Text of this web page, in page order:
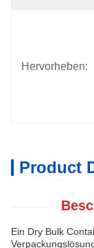
Hervorheben:
Product
Ein Dry Bulk